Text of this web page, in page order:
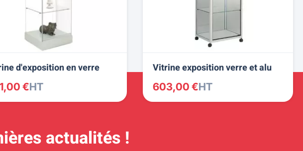
d'exposition en verre
€HT
Vitrine exposition verre et alu
603,00 €HT
actualités !